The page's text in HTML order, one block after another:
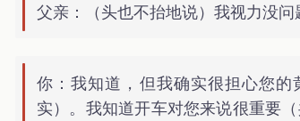
父亲：（头也不抬地说）我视力没问
你：我知道，但我确实很担心您
实）。我知道开车对您来说很重要